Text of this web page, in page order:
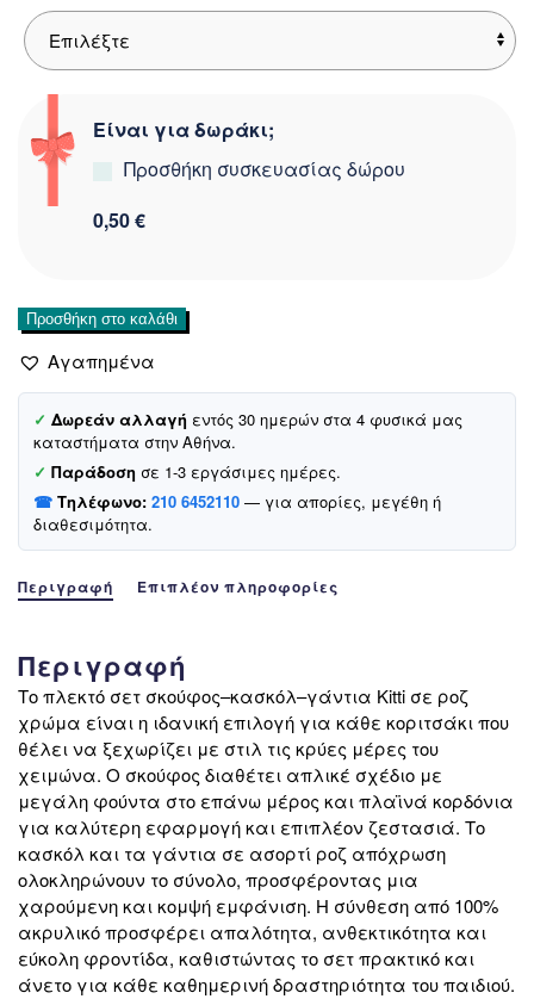
Είναι για δωράκι;
Προσθήκη συσκευασίας δώρου
0,50 €
Kitti
πλεκτό
σετ
σκούφος-
κασκόλ-
γάντια
«Pink
Warmth»
ποσότητα
Προσθήκη στο καλάθι
Αγαπημένα
✓ Δωρεάν αλλαγή εντός 30 ημερών στα 4 φυσικά μας
καταστήματα στην Αθήνα.
✓ Παράδοση σε 1-3 εργάσιμες ημέρες.
☎ Τηλέφωνο: 210 6452110 — για απορίες, μεγέθη ή
διαθεσιμότητα.
Περιγραφή Επιπλέον πληροφορίες
Περιγραφή
Το πλεκτό σετ σκούφος–κασκόλ–γάντια Kitti σε ροζ
χρώμα είναι η ιδανική επιλογή για κάθε κοριτσάκι που
θέλει να ξεχωρίζει με στιλ τις κρύες μέρες του
χειμώνα. Ο σκούφος διαθέτει απλικέ σχέδιο με
μεγάλη φούντα στο επάνω μέρος και πλαϊνά κορδόνια
για καλύτερη εφαρμογή και επιπλέον ζεστασιά. Το
κασκόλ και τα γάντια σε ασορτί ροζ απόχρωση
ολοκληρώνουν το σύνολο, προσφέροντας μια
χαρούμενη και κομψή εμφάνιση. Η σύνθεση από 100%
ακρυλικό προσφέρει απαλότητα, ανθεκτικότητα και
εύκολη φροντίδα, καθιστώντας το σετ πρακτικό και
άνετο για κάθε καθημερινή δραστηριότητα του παιδιού.